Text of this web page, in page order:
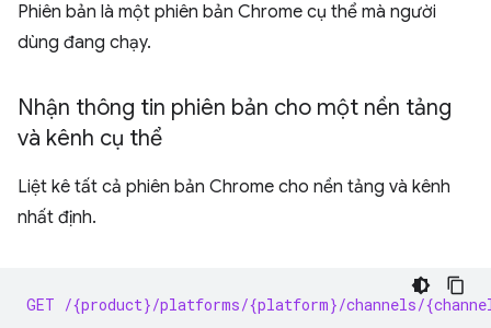
Phiên bản là một phiên bản Chrome cụ thể mà người
dùng đang chạy.
Nhận thông tin phiên bản cho một nền tảng
và kênh cụ thể
Liệt kê tất cả phiên bản Chrome cho nền tảng và kênh
nhất định.
GET /{product}/platforms/{platform}/channels/